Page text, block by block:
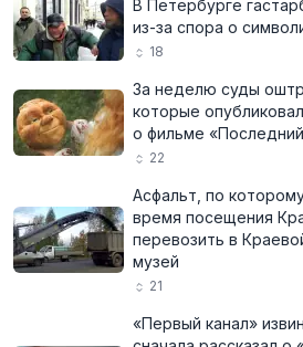
В Петербурге
из-за спора о
18
За неделю суды
которые
о фильме
22
Асфальт, по
время посещения
перевозить в
музей
21
«Первый канал»